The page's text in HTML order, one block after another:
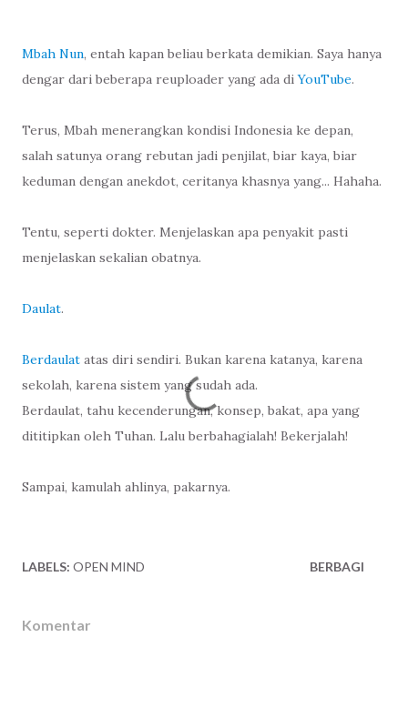
Mbah Nun, entah kapan beliau berkata demikian. Saya hanya
dengar dari beberapa reuploader yang ada diYouTube.
Terus, Mbah menerangkan kondisi Indonesia ke depan,
salah satunya orang rebutan jadi penjilat, biar kaya, biar
keduman dengan anekdot, ceritanya khasnya yang... Hahaha.
Tentu, seperti dokter. Menjelaskan apa penyakit pasti
menjelaskan sekalian obatnya.
Daulat.
Berdaulat atas diri sendiri. Bukan karena katanya, karena
sekolah, karena sistem yang sudah ada.
Berdaulat, tahu kecenderungan, konsep, bakat, apa yang
dititipkan oleh Tuhan. Lalu berbahagialah! Bekerjalah!
Sampai, kamulah ahlinya, pakarnya.
LABELS: OPEN MIND BERBAGI
Komentar